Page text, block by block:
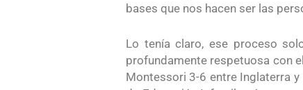
bases que nos hacen ser las
Lo tenía claro, ese proceso
profundamente respetuosa con
Montessori 3-6 entre Inglaterra